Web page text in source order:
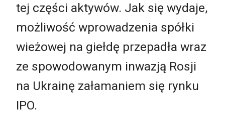
tej części aktywów. Jak się wydaje,
możliwość wprowadzenia spółki
wieżowej na giełdę przepadła wraz
ze spowodowanym inwazją Rosji
na Ukrainę załamaniem się rynku
IPO.